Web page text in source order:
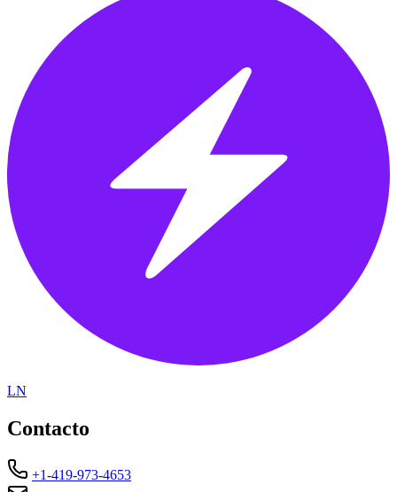
LN
Contacto
+1-419-973-4653